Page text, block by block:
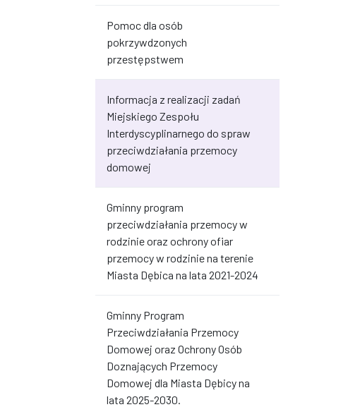
Pomoc dla osób
pokrzywdzonych
przestępstwem
Informacja z realizacji zadań
Miejskiego Zespołu
Interdyscyplinarnego do spraw
przeciwdziałania przemocy
domowej
Gminny program
przeciwdziałania przemocy w
rodzinie oraz ochrony ofiar
przemocy w rodzinie na terenie
Miasta Dębica na lata 2021-2024
Gminny Program
Przeciwdziałania Przemocy
Domowej oraz Ochrony Osób
Doznających Przemocy
Domowej dla Miasta Dębicy na
lata 2025-2030.